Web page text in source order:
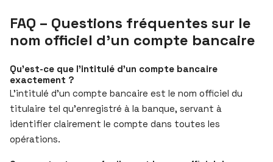
FAQ – Questions fréquentes sur le
nom officiel d’un compte bancaire
Qu’est-ce que l’intitulé d’un compte bancaire
exactement ?
L’intitulé d’un compte bancaire est le nom officiel du
titulaire tel qu’enregistré à la banque, servant à
identifier clairement le compte dans toutes les
opérations.